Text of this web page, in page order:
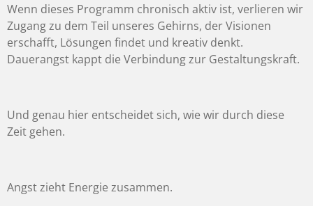
Wenn dieses Programm chronisch aktiv ist, verlieren wir
Zugang zu dem Teil unseres Gehirns, der Visionen
erschafft, Lösungen findet und kreativ denkt.
Dauerangst kappt die Verbindung zur Gestaltungskraft.
Und genau hier entscheidet sich, wie wir durch diese
Zeit gehen.
Angst zieht Energie zusammen.